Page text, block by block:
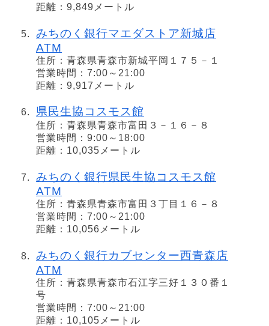
距離：9,849メートル
みちのく銀行マエダストア新城店
ATM
住所：青森県青森市新城平岡１７５－１
営業時間：7:00～21:00
距離：9,917メートル
県民生協コスモス館
住所：青森県青森市富田３－１６－８
営業時間：9:00～18:00
距離：10,035メートル
みちのく銀行県民生協コスモス館
ATM
住所：青森県青森市富田３丁目１６－８
営業時間：7:00～21:00
距離：10,056メートル
みちのく銀行カブセンター西青森店
ATM
住所：青森県青森市石江字三好１３０番１
号
営業時間：7:00～21:00
距離：10,105メートル